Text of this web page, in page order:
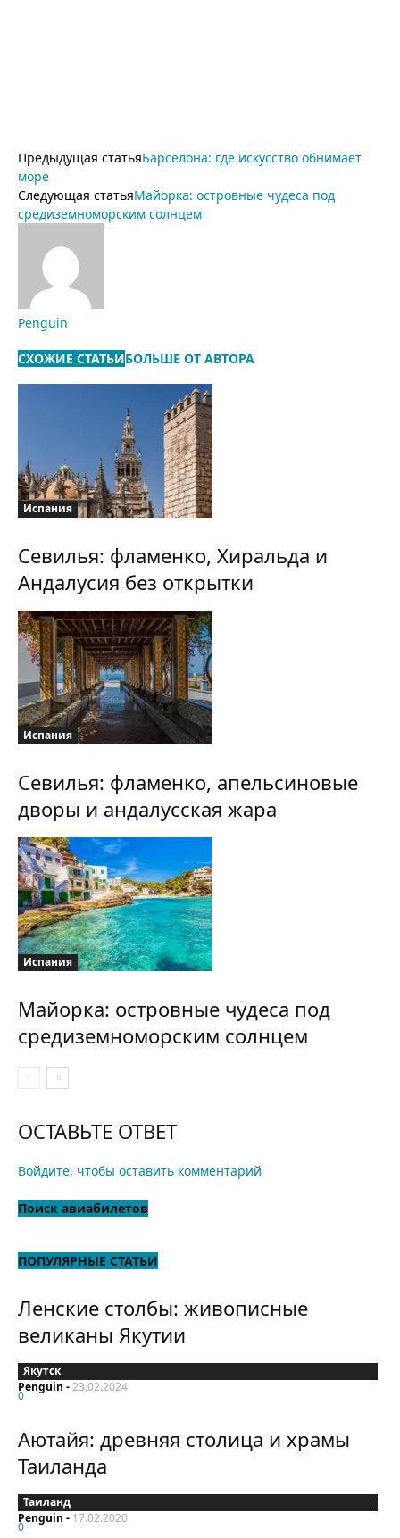
Предыдущая статьяБарселона: где искусство обнимает
море
Следующая статьяМайорка: островные чудеса под
средиземноморским солнцем
Penguin
СХОЖИЕ СТАТЬИБОЛЬШЕ ОТ АВТОРА
Испания
Севилья: фламенко, Хиральда и
Андалусия без открытки
Испания
Севилья: фламенко, апельсиновые
дворы и андалусская жара
Испания
Майорка: островные чудеса под
средиземноморским солнцем
ОСТАВЬТЕ ОТВЕТ
Войдите, чтобы оставить комментарий
Поиск авиабилетов
ПОПУЛЯРНЫЕ СТАТЬИ
Ленские столбы: живописные
великаны Якутии
Якутск
Penguin -23.02.2024
0
Аютайя: древняя столица и храмы
Таиланда
Таиланд
Penguin - 17.02.2020
0